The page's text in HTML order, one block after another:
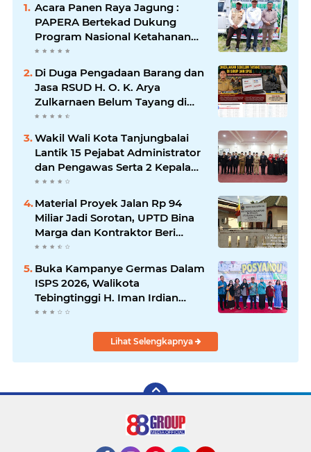
Acara Panen Raya Jagung :
PAPERA Bertekad Dukung
Program Nasional Ketahanan
Pangan Di Kota Kerang
Tanjungbalai
Di Duga Pengadaan Barang dan
Jasa RSUD H. O. K. Arya
Zulkarnaen Belum Tayang di
SiRUP dan SPSE, Tapi Sudah
Dikerjakan: Indikasi
Maladministrasi dan Potensi
Pelanggaran Hukum
Wakil Wali Kota Tanjungbalai
Lantik 15 Pejabat Administrator
dan Pengawas Serta 2 Kepala
Puskesmas Pemko
Tanjungbalai
Material Proyek Jalan Rp 94
Miliar Jadi Sorotan, UPTD Bina
Marga dan Kontraktor Beri
Keterangan Berbeda
Buka Kampanye Germas Dalam
ISPS 2026, Walikota
Tebingtinggi H. Iman Irdian
Saragih, SE Apresiasi Penurunan
Lihat Selengkapnya